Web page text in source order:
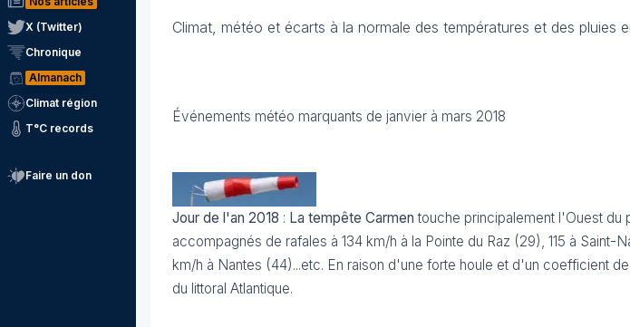
X (Twitter)
Chronique
Almanach
Climat région
T°C records
Faire un don
Climat, météo et écarts à la normale des températures et des pluies
Événements météo marquants de janvier à mars 2018
Jour de l'an 2018 : La tempête Carmen touche principalement l'Ouest du
accompagnés de rafales à 134 km/h à la Pointe du Raz (29), 115 à Saint-
km/h à Nantes (44)...etc. En raison d'une forte houle et d'un coefficient
du littoral Atlantique.